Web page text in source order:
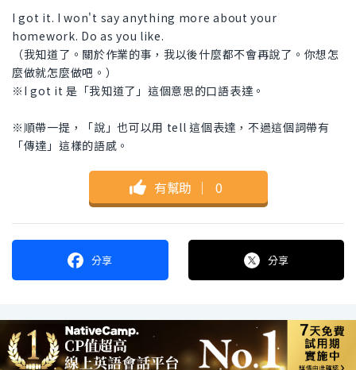
I got it. I won't say anything more about your
homework. Do as you like.
（我知道了。關於作業的事，我以後什麼都不會再說了。你想怎
麼做就怎麼做吧。）
※I got it 是「我知道了」這個意思的口語表達。
※順帶一提，「說」也可以用 tell 這個表達，不過這個詞帶有
「傳達」這樣的語感。
有幫助 ｜ 0
分享 分享